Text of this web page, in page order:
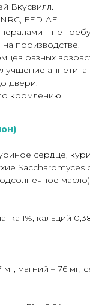
Вкусвилл.
FEDIAF.
– не
производстве.
разных
двери.
кормлению.
сердце,
масло).
1%, кальций
магний – 76 мг,